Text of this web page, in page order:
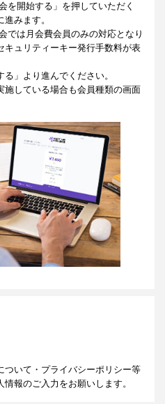
を開始する」を押していただく
みます。
では月会費会員のみの対応となり
キュリティーキー発行手数料が表
」より進んでください。
している場合も会員種類の画面
ついて・プライバシーポリシー等
報のご入力をお願いします。